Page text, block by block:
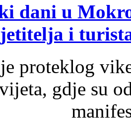
dani u
i
proteklog
gdje su